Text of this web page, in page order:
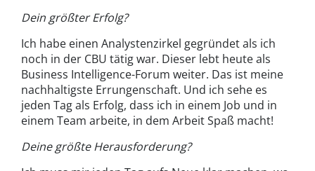
Dein größter Erfolg?
Ich habe einen Analystenzirkel gegründet als ich
noch in der CBU tätig war. Dieser lebt heute als
Business Intelligence-Forum weiter. Das ist meine
nachhaltigste Errungenschaft. Und ich sehe es
jeden Tag als Erfolg, dass ich in einem Job und in
einem Team arbeite, in dem Arbeit Spaß macht!
Deine größte Herausforderung?